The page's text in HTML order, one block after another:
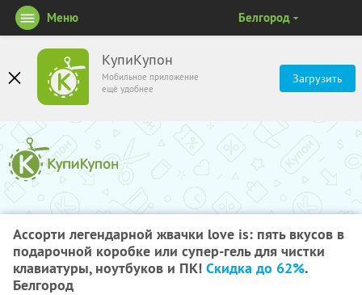
КупиКупон
Мобильное приложение
ещё удобнее
Загрузить
Меню Белгород
Ассорти легендарной жвачки love is: пять вкусов в
подарочной коробке или супер-гель для чистки
клавиатуры, ноутбуков и ПК! Скидка до 62%.
Белгород